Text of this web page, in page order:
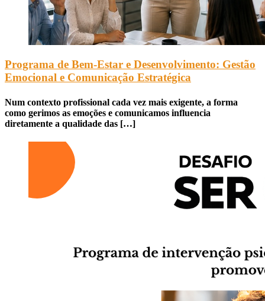
Programa de Bem-Estar e Desenvolvimento: Gestão
Emocional e Comunicação Estratégica
Num contexto profissional cada vez mais exigente, a forma
como gerimos as emoções e comunicamos influencia
diretamente a qualidade das […]